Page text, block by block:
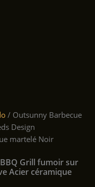
/ Outsunny Barbecue
Design
martelé Noir
Grill fumoir sur
Acier céramique